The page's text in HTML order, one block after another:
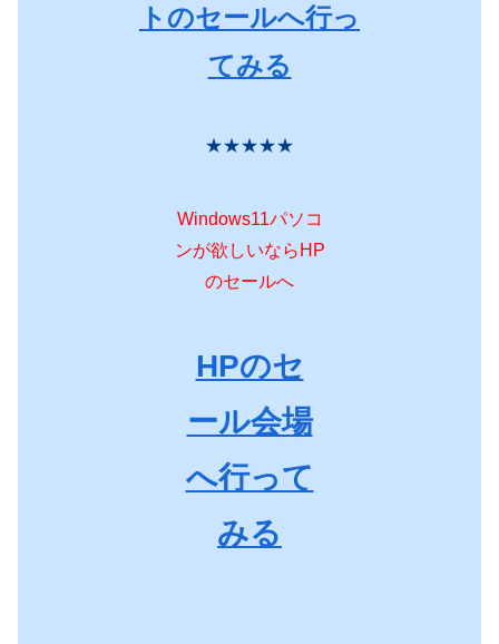
トのセールへ行っ
てみる
★★★★★
Windows11パソコ
ンが欲しいならHP
のセールへ
HPのセ
ール会場
へ行って
みる